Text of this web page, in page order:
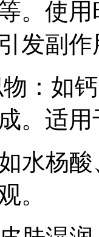
。使
发副作
：如
。适
水杨
。